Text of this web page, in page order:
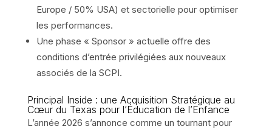
Europe / 50% USA) et sectorielle pour optimiser
les performances.
Une phase « Sponsor » actuelle offre des
conditions d’entrée privilégiées aux nouveaux
associés de la SCPI.
Principal Inside : une Acquisition Stratégique au
Cœur du Texas pour l’Éducation de l’Enfance
L’année 2026 s’annonce comme un tournant pour